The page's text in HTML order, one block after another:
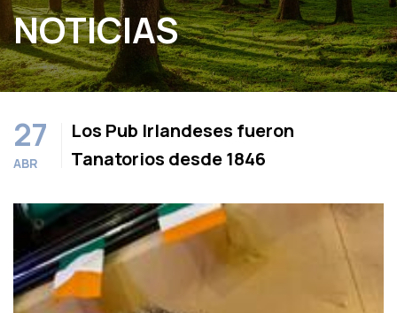
NOTICIAS
27
ABR
Los Pub Irlandeses fueron
Tanatorios desde 1846